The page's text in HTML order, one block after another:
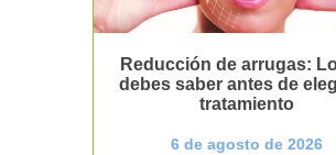
Reducción de arrugas:
debes saber antes de
tratamiento
6 de agosto de 2026